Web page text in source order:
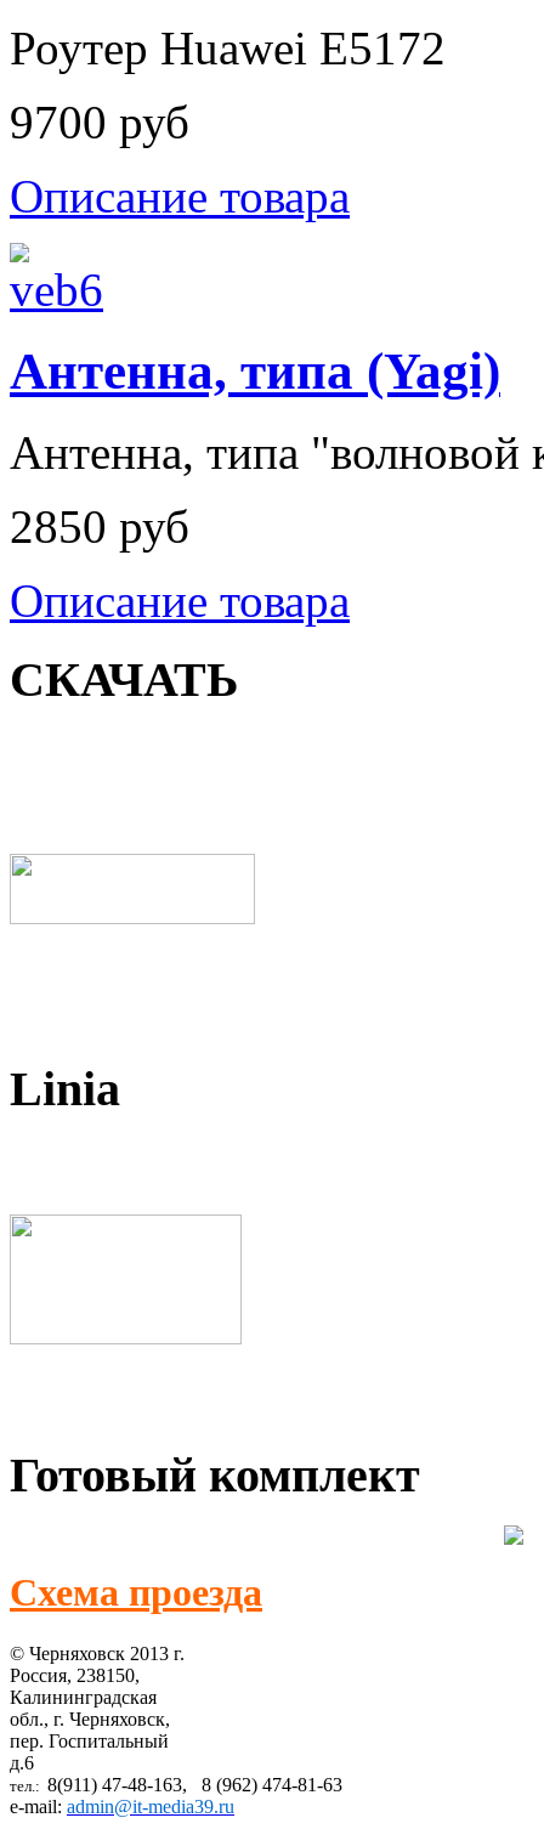
Роутер Huawei E5172
9700 руб
Описание товара
Антенна, типа (Yagi)
Антенна, типа "волновой
2850 руб
Описание товара
СКАЧАТЬ
Linia
Готовый комплект
Схема проезда
© Черняховск 2013 г.
Россия, 238150,
Калининградская
обл., г. Черняховск,
пер. Госпитальный
д.6
тел.: 8(911) 47-48-163, 8 (962) 474-81-63
e-mail: admin@it-media39.ru